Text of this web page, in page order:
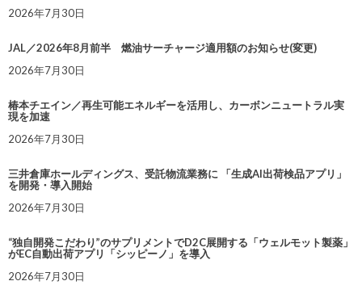
2026年7月30日
JAL／2026年8月前半 燃油サーチャージ適用額のお知らせ(変更)
2026年7月30日
椿本チエイン／再生可能エネルギーを活用し、カーボンニュートラル実
現を加速
2026年7月30日
三井倉庫ホールディングス、受託物流業務に 「生成AI出荷検品アプリ」
を開発・導入開始
2026年7月30日
“独自開発こだわり”のサプリメントでD2C展開する「ウェルモット製薬」
がEC自動出荷アプリ「シッピーノ」を導入
2026年7月30日